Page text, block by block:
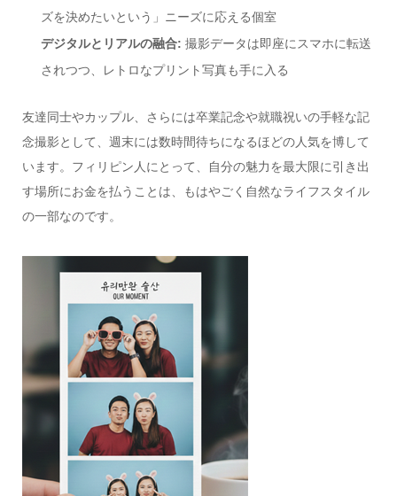
ズを決めたいという」ニーズに応える個室
デジタルとリアルの融合: 撮影データは即座にスマホに転送
されつつ、レトロなプリント写真も手に入る
友達同士やカップル、さらには卒業記念や就職祝いの手軽な記
念撮影として、週末には数時間待ちになるほどの人気を博して
います。フィリピン人にとって、自分の魅力を最大限に引き出
す場所にお金を払うことは、もはやごく自然なライフスタイル
の一部なのです。